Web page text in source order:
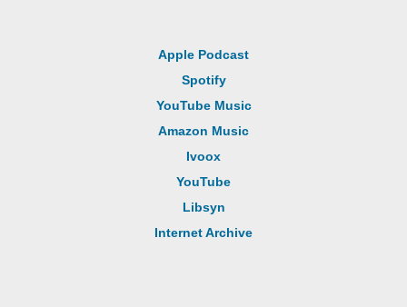
Apple Podcast
Spotify
YouTube Music
Amazon Music
Ivoox
YouTube
Libsyn
Internet Archive